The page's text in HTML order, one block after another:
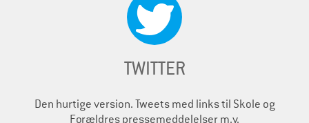
TWITTER
Den hurtige version. Tweets med links til Skole og
Forældres pressemeddelelser m.v.